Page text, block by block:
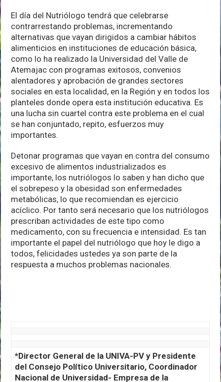
El día del Nutriólogo tendrá que celebrarse
contrarrestando problemas, incrementando
alternativas que vayan dirigidos a cambiar hábitos
alimenticios en instituciones de educación básica,
como lo ha realizado la Universidad del Valle de
Atemajac con programas exitosos, convenios
alentadores y aprobación de grandes sectores
sociales en esta localidad, en la Región y en todos los
planteles donde opera esta institución educativa. Es
una lucha sin cuartel contra este problema en el cual
se han conjuntado, repito, esfuerzos muy
importantes.
Detonar programas que vayan en contra del consumo
excesivo de alimentos industrializados es
importante, los nutriólogos lo saben y han dicho que
el sobrepeso y la obesidad son enfermedades
metabólicas, lo que recomiendan es ejercicio
acíclico. Por tanto será necesario que los nutriólogos
prescriban actividades de este tipo como
medicamento, con su frecuencia e intensidad. Es tan
importante el papel del nutriólogo que hoy le digo a
todos, felicidades ustedes ya son parte de la
respuesta a muchos problemas nacionales.
*Director General de la UNIVA-PV y Presidente
del Consejo Político Universitario, Coordinador
Nacional de Universidad- Empresa de la